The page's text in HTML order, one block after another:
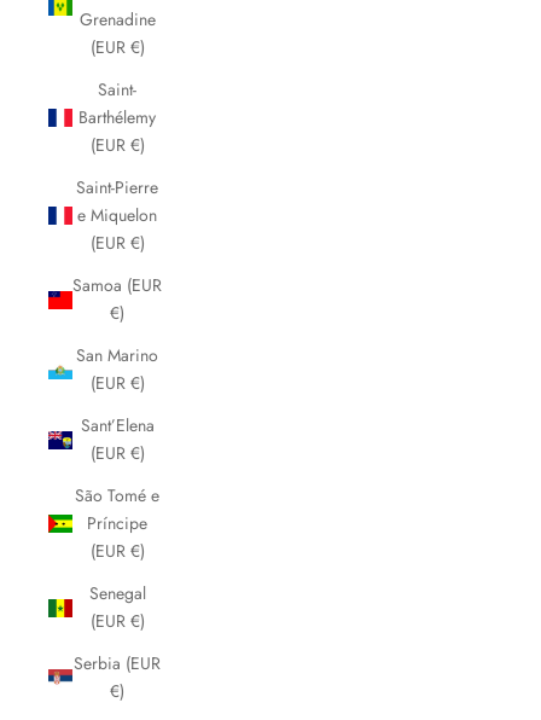
Grenadine
(EUR €)
Saint-
Barthélemy
(EUR €)
Saint-Pierre
e Miquelon
(EUR €)
Samoa (EUR
€)
San Marino
(EUR €)
Sant’Elena
(EUR €)
São Tomé e
Príncipe
(EUR €)
Senegal
(EUR €)
Serbia (EUR
€)